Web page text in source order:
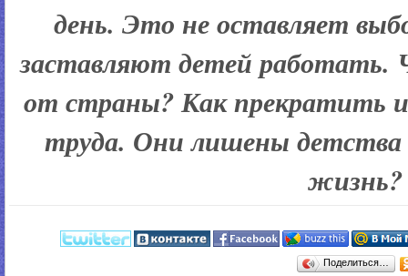
день. Это не оставляет
заставляют детей
от страны? Как прекратить
труда. Они лишены детства
жизнь?
Поделиться…